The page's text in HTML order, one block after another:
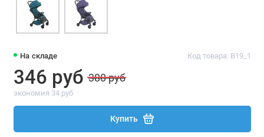
На складе Код товара: B19_1
346 руб 380 руб
экономия 34 руб
Купить